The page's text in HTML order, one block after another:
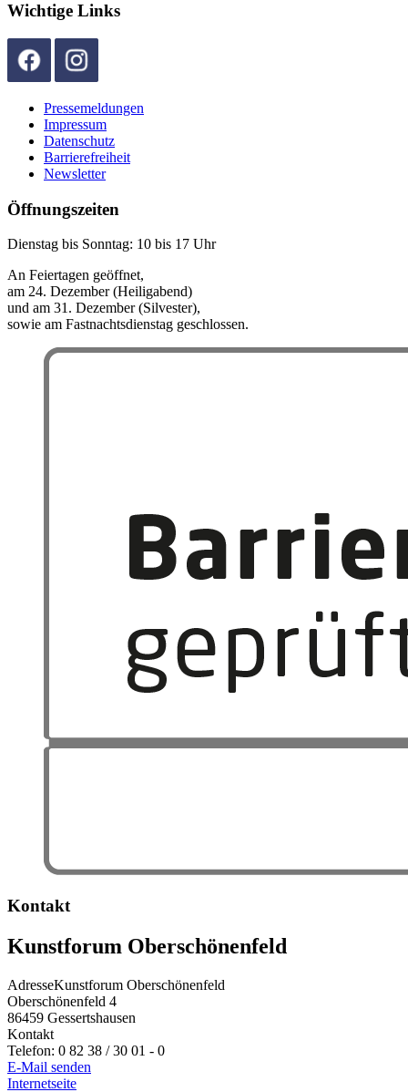
Wichtige Links
Pressemeldungen
Impressum
Datenschutz
Barrierefreiheit
Newsletter
Öffnungszeiten
Dienstag bis Sonntag: 10 bis 17 Uhr
An Feiertagen geöffnet,
am 24. Dezember (Heiligabend)
und am 31. Dezember (Silvester),
sowie am Fastnachtsdienstag geschlossen.
Kontakt
Kunstforum Oberschönenfeld
AdresseKunstforum Oberschönenfeld
Oberschönenfeld 4
86459 Gessertshausen
Kontakt
Telefon: 0 82 38 / 30 01 - 0
E-Mail senden
Internetseite